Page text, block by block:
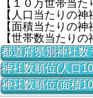
【１０万世帯当
【人口当たりの
【面積当たりの
【世帯数当たり
都道府県別神社数
神社数順位(人口
神社数順位(面積